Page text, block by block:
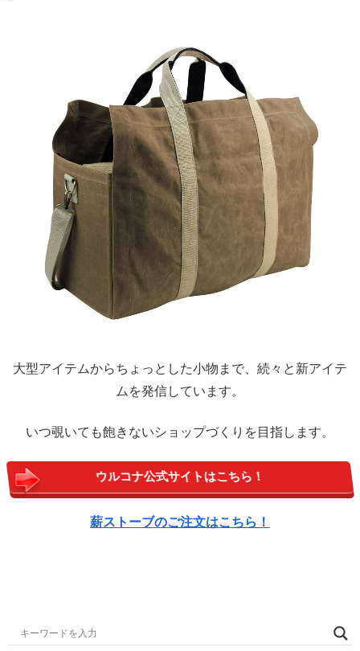
大型アイテムからちょっとした小物まで、続々と新アイテ
ムを発信しています。
いつ覗いても飽きないショップづくりを目指します。
ウルコナ公式サイトはこちら！
薪ストーブのご注文はこちら！